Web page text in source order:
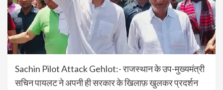
Sachin Pilot Attack Gehlot:- राजस्थान के उप-मुख्यमंत्री
सचिन पायलट ने अपनी ही सरकार के खिलाफ़ खुलकर प्रदर्शन